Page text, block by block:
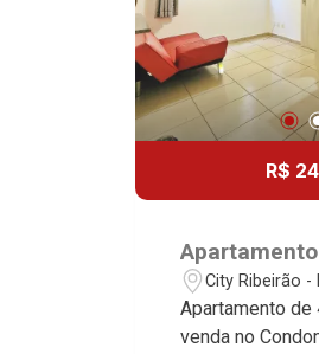
R$
City Ribeirão -
Apartamento de
venda no